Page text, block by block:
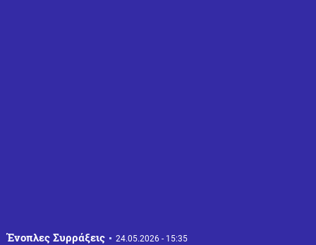
Ένοπλες Συρράξεις
24.05.2026 - 15:35